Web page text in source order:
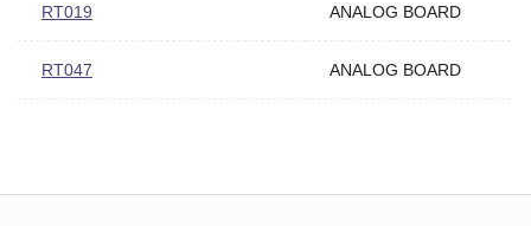
RT019 ANALOG BOARD
RT047 ANALOG BOARD